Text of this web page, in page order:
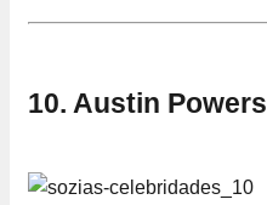
10. Austin Powers